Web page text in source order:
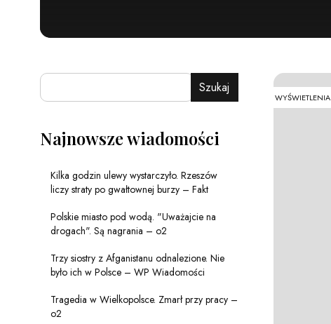
WYŚWIETLENIA
Szukaj
Najnowsze wiadomości
Kilka godzin ulewy wystarczyło. Rzeszów
liczy straty po gwałtownej burzy – Fakt
Polskie miasto pod wodą. "Uważajcie na
drogach". Są nagrania – o2
Trzy siostry z Afganistanu odnalezione. Nie
było ich w Polsce – WP Wiadomości
Tragedia w Wielkopolsce. Zmarł przy pracy –
o2